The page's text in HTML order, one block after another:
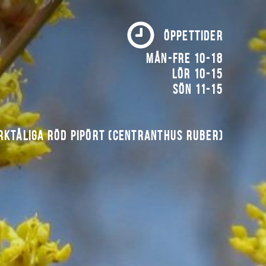
ÖPPETTIDER
Mån-fre 10-18
Lör 10-15
Sön 11-15
röd pipört (Centranthus ruber)